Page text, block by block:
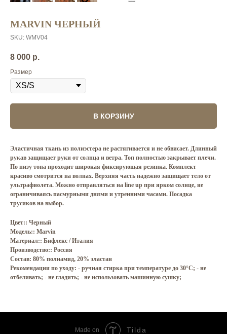
MARVIN ЧЕРНЫЙ
SKU: WMV04
8 000 р.
Размер
В КОРЗИНУ
Эластичная ткань из полиэстера не растягивается и не обвисает. Длинный
рукав защищает руки от солнца и ветра. Топ полностью закрывает плечи.
По низу топа проходит широкая фиксирующая резинка. Комплект
красиво смотрится на волнах. Верхняя часть надежно защищает тело от
ультрафиолета. Можно отправляться на line up при ярком солнце, не
ограничиваясь пасмурными днями и утренними часами. Посадка
трусиков на выбор.
Цвет:: Черный
Модель:: Marvin
Материал:: Бифлекс / Италия
Производство:: Россия
Состав: 80% полиамид, 20% эластан
Рекомендации по уходу: - ручная стирка при температуре до 30°C; - не
отбеливать; - не гладить; - не использовать машинную сушку;
Made on Tilda